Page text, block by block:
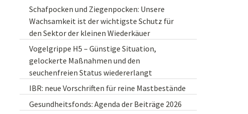
Schafpocken und Ziegenpocken: Unsere
Wachsamkeit ist der wichtigste Schutz für
den Sektor der kleinen Wiederkäuer
Vogelgrippe H5 – Günstige Situation,
gelockerte Maßnahmen und den
seuchenfreien Status wiedererlangt
IBR: neue Vorschriften für reine Mastbestände
Gesundheitsfonds: Agenda der Beiträge 2026